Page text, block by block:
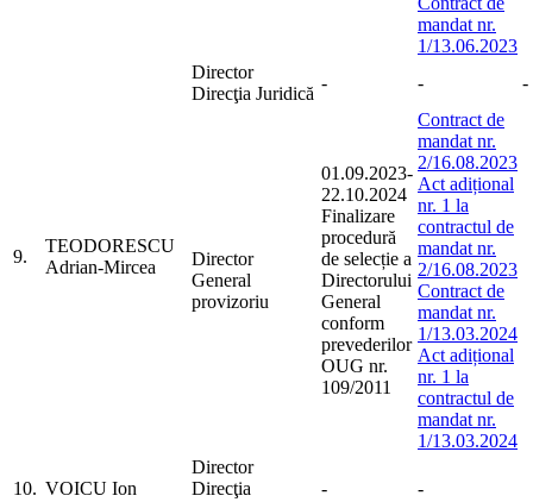
mandat nr.
1/13.06.2023
9.
TEODORESCU
Adrian-Mircea
Director
Direcţia Juridică
- - -
Director
General
provizoriu
01.09.2023-
22.10.2024
Finalizare
procedură
de selecție a
Directorului
General
conform
prevederilor
OUG nr.
109/2011
Contract de
mandat nr.
2/16.08.2023
Act adițional
nr. 1 la
contractul de
mandat nr.
2/16.08.2023
Contract de
mandat nr.
1/13.03.2024
Act adițional
nr. 1 la
contractul de
mandat nr.
1/13.03.2024
10. VOICU Ion
Director
Direcţia
- -